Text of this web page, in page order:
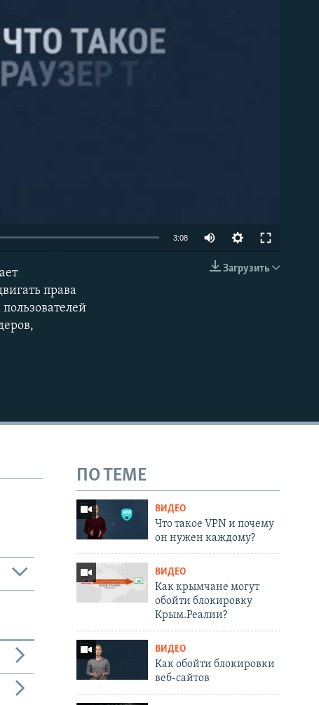
EMBED
3:08
240p
Загрузить
права
ПО ТЕМЕ
ВИДЕО
Что такое VPN и почему
он нужен каждому?
ВИДЕО
Как крымчане могут
обойти блокировку
Крым.Реалии?
ВИДЕО
Как обойти блокировки
веб-сайтов